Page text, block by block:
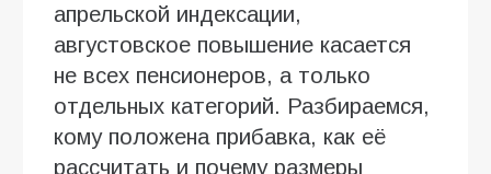
апрельской индексации,
августовское повышение касается
не всех пенсионеров, а только
отдельных категорий. Разбираемся,
кому положена прибавка, как её
рассчитать и почему размеры